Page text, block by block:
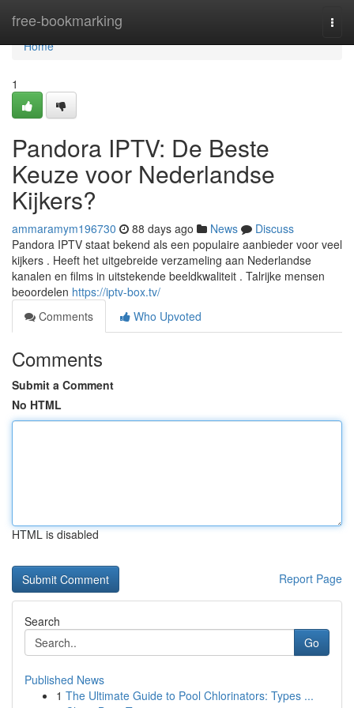
free-bookmarking
Home
Home
1
Pandora IPTV: De Beste
Keuze voor Nederlandse
Kijkers?
ammaramym196730 88 days ago News
Discuss
Pandora IPTV staat bekend als een populaire aanbieder voor veel
kijkers . Heeft het uitgebreide verzameling aan Nederlandse
kanalen en films in uitstekende beeldkwaliteit . Talrijke mensen
beoordelen https://iptv-box.tv/
Comments
Who Upvoted
Comments
Submit a Comment
No HTML
HTML is disabled
Report Page
Search
Go
Published News
1 The Ultimate Guide to Pool Chlorinators: Types ...